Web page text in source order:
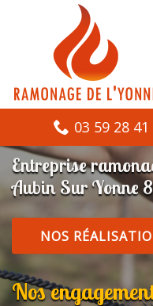
03 59 28 41
Entreprise
Aubin Sur Yonne
NOS
Nos